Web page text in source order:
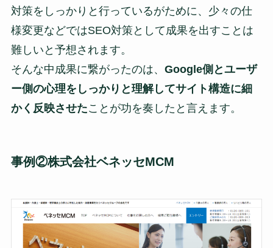
対策をしっかりと行っているがために、少々の仕
様変更などではSEO対策として成果を出すことは
難しいと予想されます。
そんな中成果に繋がったのは、 Google側とユーザ
ー側の心理をしっかりと理解してサイト構造に細
かく反映させたことが功を奏したと言えます。
事例②株式会社ベネッセMCM